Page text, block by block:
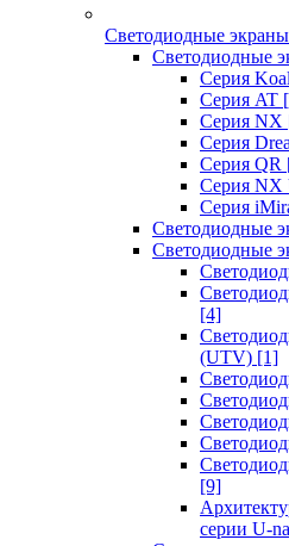
Светодиодные экраны
Светодиодные
Cерия
Серия AT
Серия NX
Серия
Серия QR
Серия NX
Серия
Светодиодные
Светодиодные
[4]
(UTV) [1]
[9]
серии U-